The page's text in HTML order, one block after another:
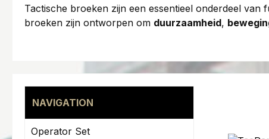
Tactische broeken zijn een essentieel onderdeel van
broeken zijn ontworpen om duurzaamheid,
NAVIGATION
Operator Set